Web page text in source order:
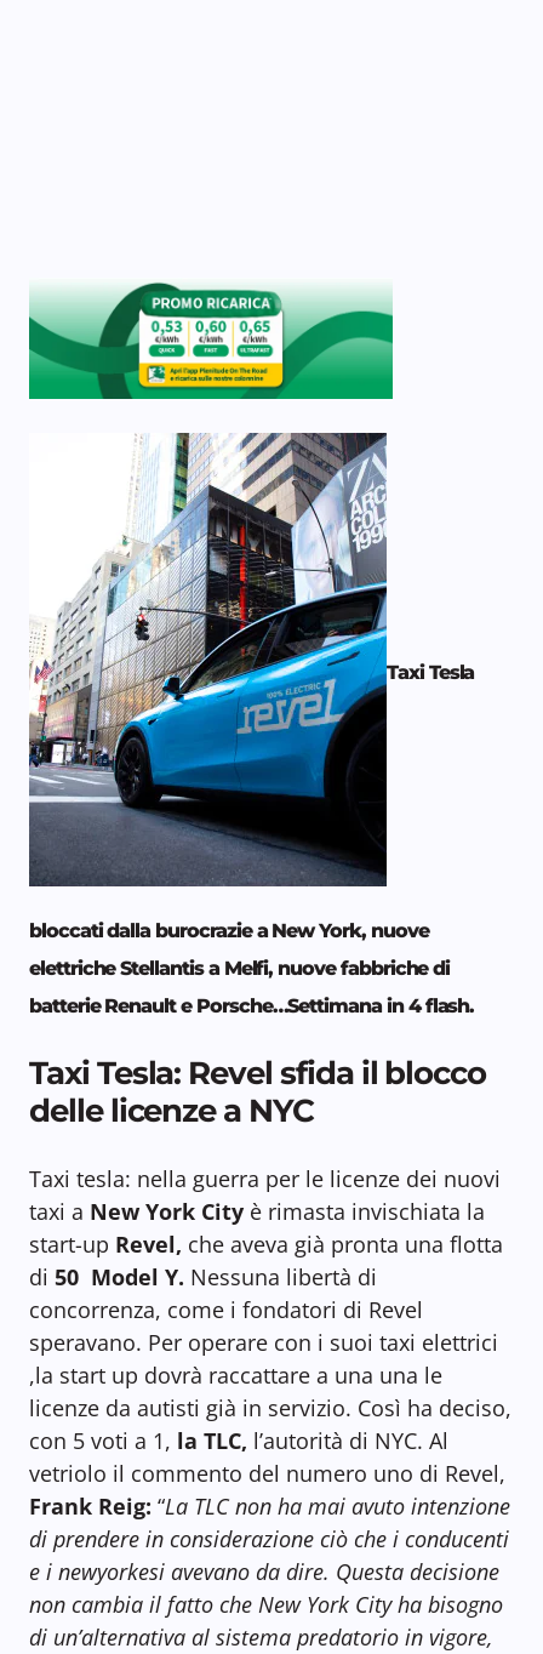
Taxi Tesla
bloccati dalla burocrazie a New York, nuove
elettriche Stellantis a Melfi, nuove fabbriche di
batterie Renault e Porsche…Settimana in 4 flash.
Taxi Tesla: Revel sfida il blocco
delle licenze a NYC
Taxi tesla: nella guerra per le licenze dei nuovi
taxi a New York City è rimasta invischiata la
start-up Revel, che aveva già pronta una flotta
di 50 Model Y. Nessuna libertà di
concorrenza, come i fondatori di Revel
speravano. Per operare con i suoi taxi elettrici
,la start up dovrà raccattare a una una le
licenze da autisti già in servizio. Così ha deciso,
con 5 voti a 1, la TLC, l’autorità di NYC. Al
vetriolo il commento del numero uno di Revel,
Frank Reig: “La TLC non ha mai avuto intenzione
di prendere in considerazione ciò che i conducenti
e i newyorkesi avevano da dire. Questa decisione
non cambia il fatto che New York City ha bisogno
di un’alternativa al sistema predatorio in vigore,